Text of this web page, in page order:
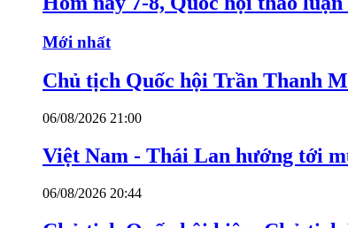
Mới nhất
Chủ tịch Quốc hội Trần Thanh
06/08/2026 21:00
Việt Nam - Thái Lan hướng tới
06/08/2026 20:44